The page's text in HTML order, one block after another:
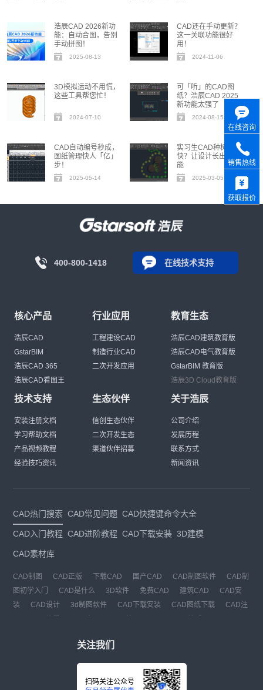
浩辰CAD 2026新功
能：自动合图，告别
手动拼图！
2025-08-13
CAD还在手动更新？
这一关联功能很好
用！
2024-11-06
3D模拟运动不用慌，
这些工具帮您忙！
2024-07-10
可「听」的CAD图
纸？浩辰CAD 2025
新功能太强了
2024-08-15
CAD自动编号秒成，
图纸管理快人「亿」
步！
2025-05-14
实习生CAD种树比我
快？让设计长出新可
能
2025-03-05
400-800-1418 在线技术支持
核心产品
浩辰CAD
GstarBIM
浩辰CAD 365
浩辰CAD看图王
行业应用
工程建设CAD
制造行业CAD
二次开发应用
教育生态
浩辰CAD建筑教育版
浩辰CAD电气教育版
GstarBIM 教育版
浩辰3D Cloud教育版
技术支持
安装注册文档
学习帮助文档
产品视频教程
经验技巧资讯
生态伙伴
信创生态伙伴
二次开发生态
渠道伙伴招募
关于浩辰
公司介绍
发展历程
联系方式
新闻资讯
CAD热门搜索 CAD常见问题 CAD快捷键命令大全
CAD入门教程 CAD进阶教程 CAD下载安装 3D建模
CAD素材库
CAD制图 CAD正版 下载CAD 国产CAD CAD制图软件
CAD制
图初学入门
CAD是什么 3D软件 免费CAD 建筑CAD
CAD安
装
CAD设计 3d制图软件 CAD下载安装 CAD图纸下载
CAD注
关注我们
扫码关注公众号
在线咨询
销售热线
获取报价